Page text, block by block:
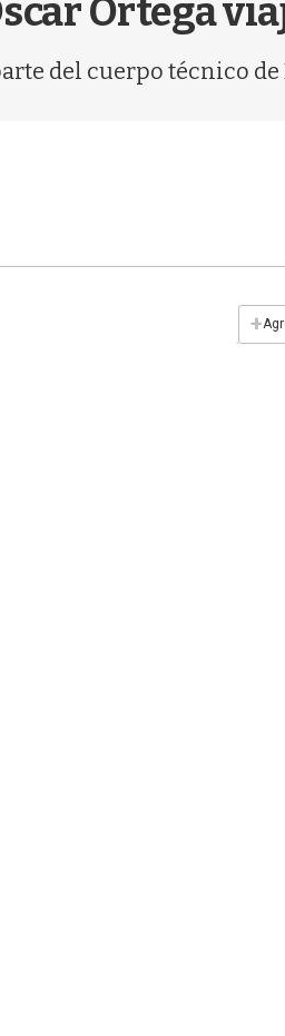
Ortega
del cuerpo técnico de
+